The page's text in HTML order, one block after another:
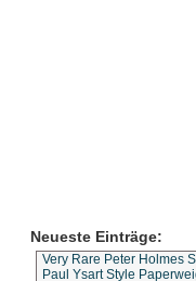
Neueste Einträge:
Very Rare Peter Holmes
Paul Ysart Style